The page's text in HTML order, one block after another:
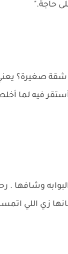
حاجة."
شقة صغيرة؟
فيه لما
وشافها .
زي اللي